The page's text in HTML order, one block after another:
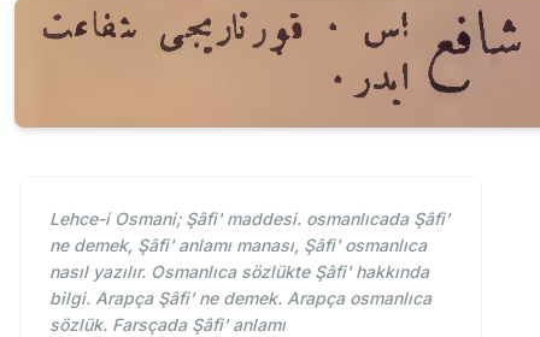
Lehce-i Osmani; Şâfi' maddesi. osmanlıcada Şâfi'
ne demek, Şâfi' anlamı manası, Şâfi' osmanlıca
nasıl yazılır. Osmanlıca sözlükte Şâfi' hakkında
bilgi. Arapça Şâfi' ne demek. Arapça osmanlıca
sözlük. Farsçada Şâfi' anlamı